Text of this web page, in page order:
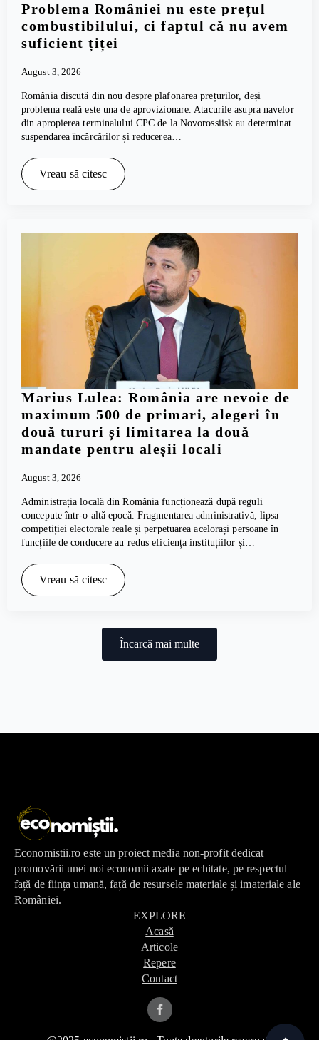
Problema României nu este prețul
combustibilului, ci faptul că nu avem
suficient țiței
August 3, 2026
România discută din nou despre plafonarea prețurilor, deși
problema reală este una de aprovizionare. Atacurile asupra navelor
din apropierea terminalului CPC de la Novorossiisk au determinat
suspendarea încărcărilor și reducerea…
Vreau să citesc
Marius Lulea: România are nevoie de
maximum 500 de primari, alegeri în
două tururi și limitarea la două
mandate pentru aleșii locali
August 3, 2026
Administrația locală din România funcționează după reguli
concepute într-o altă epocă. Fragmentarea administrativă, lipsa
competiției electorale reale și perpetuarea acelorași persoane în
funcțiile de conducere au redus eficiența instituțiilor și…
Vreau să citesc
Încarcă mai multe
Economistii.ro este un proiect media non-profit dedicat
promovării unei noi economii axate pe echitate, pe respectul
față de ființa umană, față de resursele materiale și imateriale ale
României.
EXPLORE
Acasă
Articole
Repere
Contact